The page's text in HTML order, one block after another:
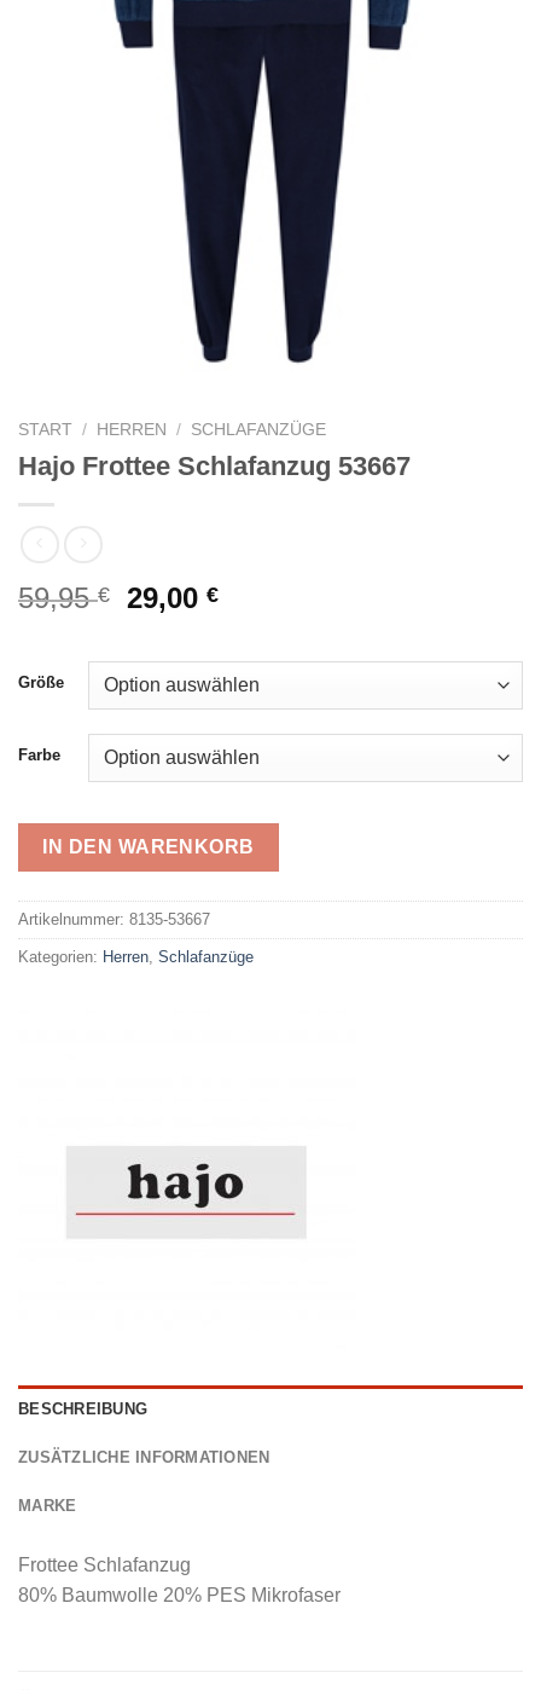
START / HERREN / SCHLAFANZÜGE
Hajo Frottee Schlafanzug 53667
59,95€
Ursprünglicher
war:
59,95 €
29,00€Aktueller
ist:
29,00 €.
Größe
Farbe
IN DEN WARENKORB
Artikelnummer: 8135-53667
Kategorien: Herren Schlafanzüge
BESCHREIBUNG
ZUSÄTZLICHE INFORMATIONEN
MARKE
Frottee Schlafanzug
80% Baumwolle 20% PES Mikrofaser